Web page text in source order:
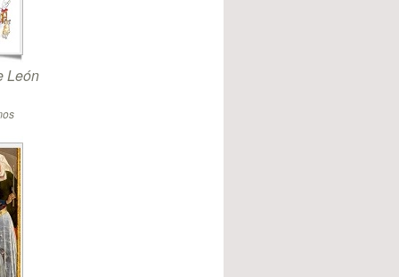
León